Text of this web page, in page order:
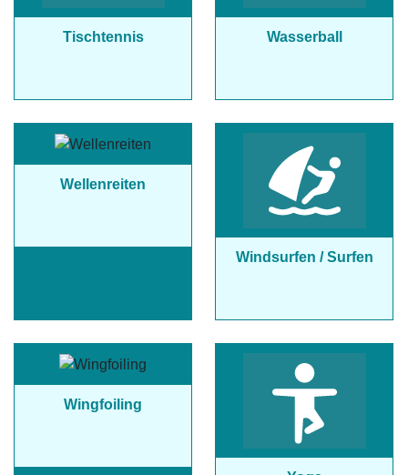
Tischtennis Wasserball
Wellenreiten
Windsurfen / Surfen
Wingfoiling